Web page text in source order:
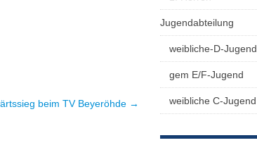
beim TV Beyeröhde →
Jugendabteilung
weibliche-D-Jugend
gem E/F-Jugend
weibliche C-Jugend